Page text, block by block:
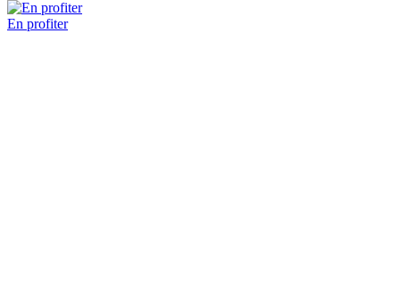
En profiter